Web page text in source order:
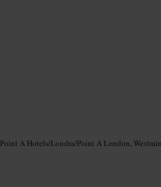
Point A Hotels/Londra/Point A London,